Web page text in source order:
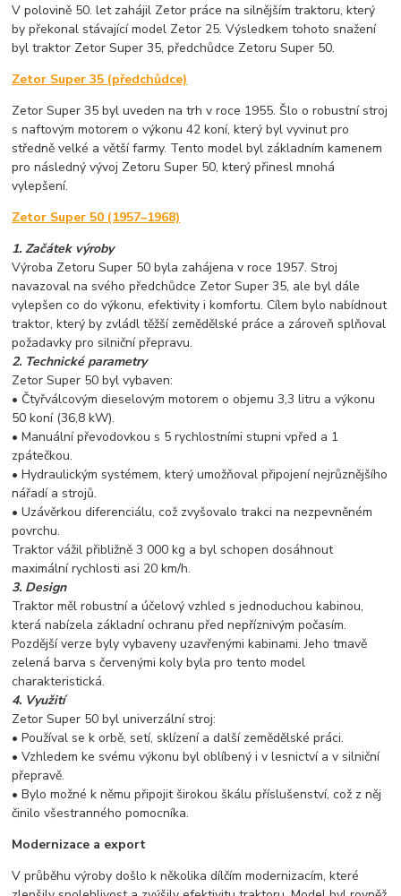
V polovině 50. let zahájil Zetor práce na silnějším traktoru, který
by překonal stávající model Zetor 25. Výsledkem tohoto snažení
byl traktor Zetor Super 35, předchůdce Zetoru Super 50.
Zetor Super 35 (předchůdce)
Zetor Super 35 byl uveden na trh v roce 1955. Šlo o robustní stroj
s naftovým motorem o výkonu 42 koní, který byl vyvinut pro
středně velké a větší farmy. Tento model byl základním kamenem
pro následný vývoj Zetoru Super 50, který přinesl mnohá
vylepšení.
Zetor Super 50 (1957–1968)
1. Začátek výroby
Výroba Zetoru Super 50 byla zahájena v roce 1957. Stroj
navazoval na svého předchůdce Zetor Super 35, ale byl dále
vylepšen co do výkonu, efektivity i komfortu. Cílem bylo nabídnout
traktor, který by zvládl těžší zemědělské práce a zároveň splňoval
požadavky pro silniční přepravu.
2. Technické parametry
Zetor Super 50 byl vybaven:
• Čtyřválcovým dieselovým motorem o objemu 3,3 litru a výkonu
50 koní (36,8 kW).
• Manuální převodovkou s 5 rychlostními stupni vpřed a 1
zpátečkou.
• Hydraulickým systémem, který umožňoval připojení nejrůznějšího
nářadí a strojů.
• Uzávěrkou diferenciálu, což zvyšovalo trakci na nezpevněném
povrchu.
Traktor vážil přibližně 3 000 kg a byl schopen dosáhnout
maximální rychlosti asi 20 km/h.
3. Design
Traktor měl robustní a účelový vzhled s jednoduchou kabinou,
která nabízela základní ochranu před nepříznivým počasím.
Pozdější verze byly vybaveny uzavřenými kabinami. Jeho tmavě
zelená barva s červenými koly byla pro tento model
charakteristická.
4. Využití
Zetor Super 50 byl univerzální stroj:
• Používal se k orbě, setí, sklízení a další zemědělské práci.
• Vzhledem ke svému výkonu byl oblíbený i v lesnictví a v silniční
přepravě.
• Bylo možné k němu připojit širokou škálu příslušenství, což z něj
činilo všestranného pomocníka.
Modernizace a export
V průběhu výroby došlo k několika dílčím modernizacím, které